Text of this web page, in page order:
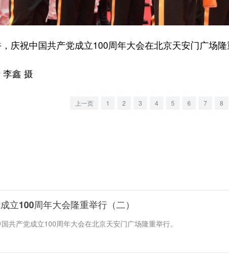
祝中国共产党成立100周年大会在北京天安门广场隆
鑫 摄
上一页 1 2 3 4 5 6 7 8
立100周年大会隆重举行（二）
共产党成立100周年大会在北京天安门广场隆重举行。